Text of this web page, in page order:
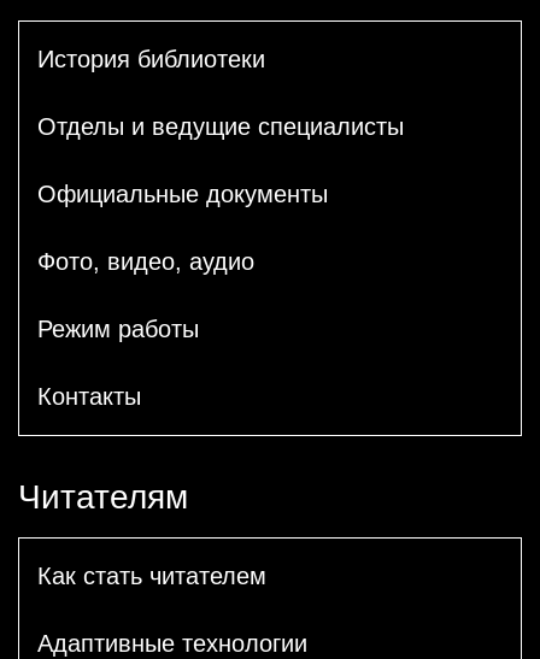
История библиотеки
Отделы и ведущие специалисты
Официальные документы
Фото, видео, аудио
Режим работы
Контакты
Читателям
Как стать читателем
Адаптивные технологии